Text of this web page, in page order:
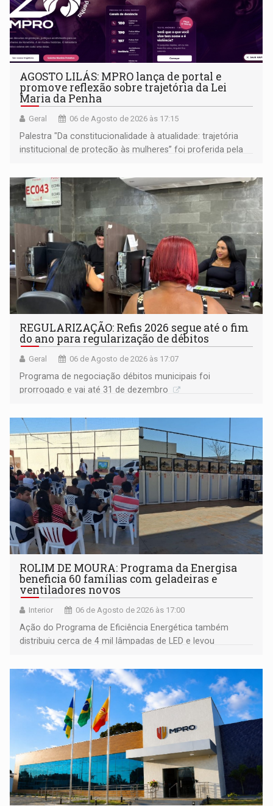
AGOSTO LILÁS: MPRO lança de portal e
promove reflexão sobre trajetória da Lei
Maria da Penha
Geral 06 de Agosto de 2026 às 17:15
Palestra "Da constitucionalidade à atualidade: trajetória
institucional de proteção às mulheres” foi proferida pela
Goiás
REGULARIZAÇÃO: Refis 2026 segue até o fim
do ano para regularização de débitos
Geral 06 de Agosto de 2026 às 17:07
Programa de negociação débitos municipais foi
prorrogado e vai até 31 de dezembro
ROLIM DE MOURA: Programa da Energisa
beneficia 60 famílias com geladeiras e
ventiladores novos
Interior 06 de Agosto de 2026 às 17:00
Ação do Programa de Eficiência Energética também
distribuiu cerca de 4 mil lâmpadas de LED e levou
comunidade